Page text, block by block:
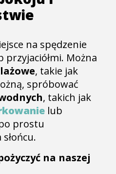
na spędzenie
przyjaciółmi. Można
, takie jak
spróbować
, takich jak
lub
prostu
na naszej